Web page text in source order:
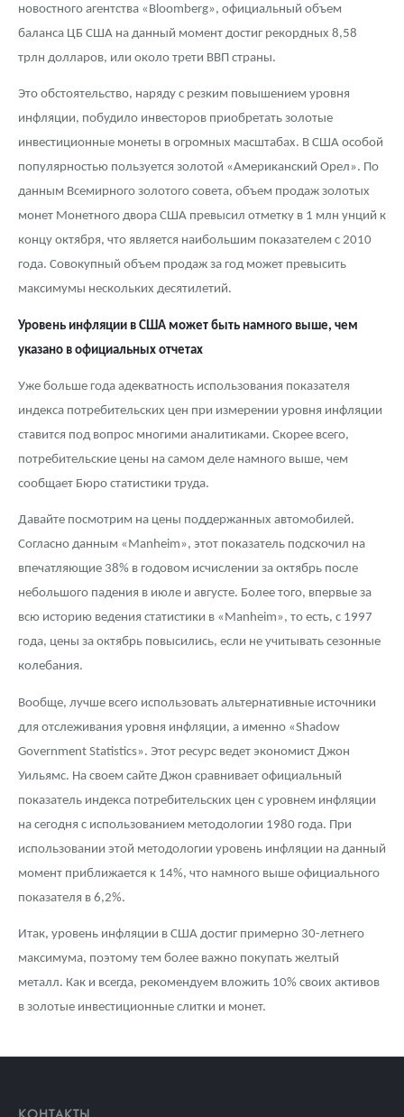
новостного агентства «Bloomberg», официальный объем
баланса ЦБ США на данный момент достиг рекордных 8,58
трлн долларов, или около трети ВВП страны.
Это обстоятельство, наряду с резким повышением уровня
инфляции, побудило инвесторов приобретать золотые
инвестиционные монеты в огромных масштабах. В США особой
популярностью пользуется золотой «Американский Орел». По
данным Всемирного золотого совета, объем продаж золотых
монет Монетного двора США превысил отметку в 1 млн унций к
концу октября, что является наибольшим показателем с 2010
года. Совокупный объем продаж за год может превысить
максимумы нескольких десятилетий.
Уровень инфляции в США может быть намного выше, чем
указано в официальных отчетах
Уже больше года адекватность использования показателя
индекса потребительских цен при измерении уровня инфляции
ставится под вопрос многими аналитиками. Скорее всего,
потребительские цены на самом деле намного выше, чем
сообщает Бюро статистики труда.
Давайте посмотрим на цены поддержанных автомобилей.
Согласно данным «Manheim», этот показатель подскочил на
впечатляющие 38% в годовом исчислении за октябрь после
небольшого падения в июле и августе. Более того, впервые за
всю историю ведения статистики в «Manheim», то есть, с 1997
года, цены за октябрь повысились, если не учитывать сезонные
колебания.
Вообще, лучше всего использовать альтернативные источники
для отслеживания уровня инфляции, а именно «Shadow
Government Statistics». Этот ресурс ведет экономист Джон
Уильямс. На своем сайте Джон сравнивает официальный
показатель индекса потребительских цен с уровнем инфляции
на сегодня с использованием методологии 1980 года. При
использовании этой методологии уровень инфляции на данный
момент приближается к 14%, что намного выше официального
показателя в 6,2%.
Итак, уровень инфляции в США достиг примерно 30-летнего
максимума, поэтому тем более важно покупать желтый
металл. Как и всегда, рекомендуем вложить 10% своих активов
в золотые инвестиционные слитки и монет.
КОНТАКТЫ